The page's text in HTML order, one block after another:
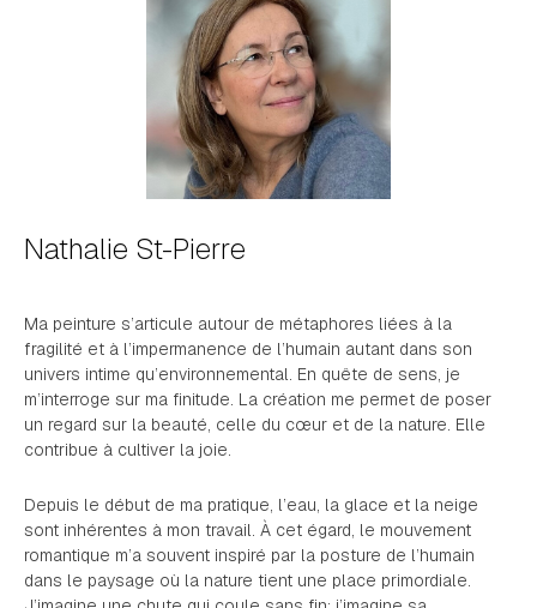
Nathalie St-Pierre
Ma peinture s’articule autour de métaphores liées à la
fragilité et à l’impermanence de l’humain autant dans son
univers intime qu’environnemental. En quête de sens, je
m’interroge sur ma finitude. La création me permet de poser
un regard sur la beauté, celle du cœur et de la nature. Elle
contribue à cultiver la joie.
Depuis le début de ma pratique, l’eau, la glace et la neige
sont inhérentes à mon travail. À cet égard, le mouvement
romantique m’a souvent inspiré par la posture de l’humain
dans le paysage où la nature tient une place primordiale.